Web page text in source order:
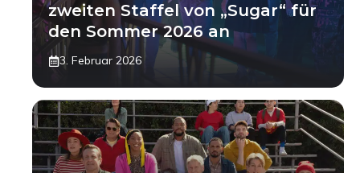
zweiten Staffel von „Sugar“ für
den Sommer 2026 an
3. Februar 2026